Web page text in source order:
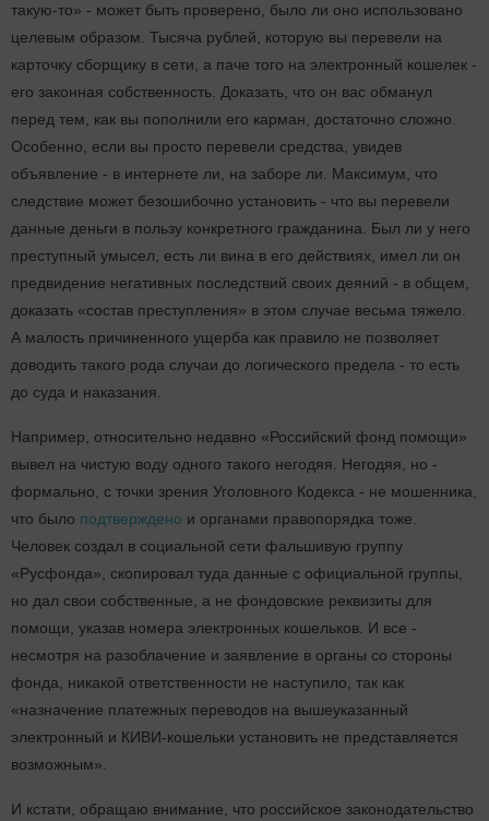
такую-то» - может быть проверено, было ли оно использовано
целевым образом. Тысяча рублей, которую вы перевели на
карточку сборщику в сети, а паче того на электронный кошелек -
его законная собственность. Доказать, что он вас обманул
перед тем, как вы пополнили его карман, достаточно сложно.
Особенно, если вы просто перевели средства, увидев
объявление - в интернете ли, на заборе ли. Максимум, что
следствие может безошибочно установить - что вы перевели
данные деньги в пользу конкретного гражданина. Был ли у него
преступный умысел, есть ли вина в его действиях, имел ли он
предвидение негативных последствий своих деяний - в общем,
доказать «состав преступления» в этом случае весьма тяжело.
А малость причиненного ущерба как правило не позволяет
доводить такого рода случаи до логического предела - то есть
до суда и наказания.
Например, относительно недавно «Российский фонд помощи»
вывел на чистую воду одного такого негодяя. Негодяя, но -
формально, с точки зрения Уголовного Кодекса - не мошенника,
что было подтверждено и органами правопорядка тоже.
Человек создал в социальной сети фальшивую группу
«Русфонда», скопировал туда данные с официальной группы,
но дал свои собственные, а не фондовские реквизиты для
помощи, указав номера электронных кошельков. И все -
несмотря на разоблачение и заявление в органы со стороны
фонда, никакой ответственности не наступило, так как
«назначение платежных переводов на вышеуказанный
электронный и КИВИ-кошельки установить не представляется
возможным».
И кстати, обращаю внимание, что российское законодательство